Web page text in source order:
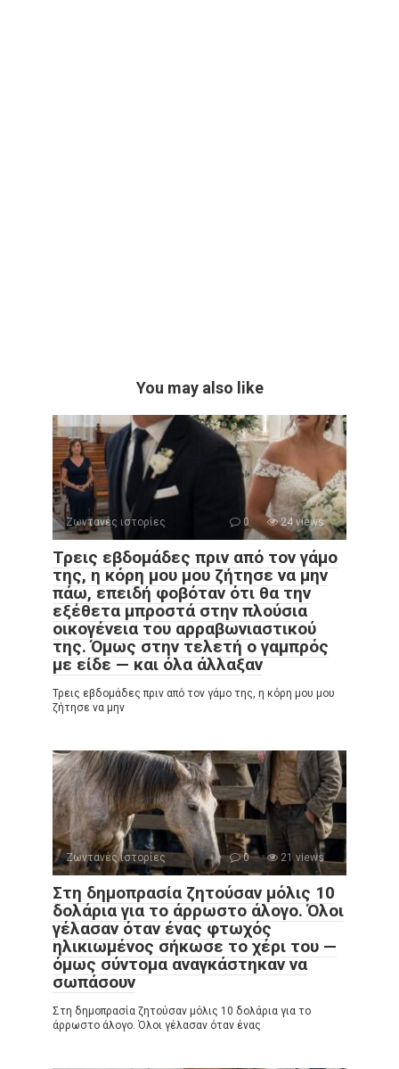
You may also like
Ζωντανές ιστορίες 0 24 views
Τρεις εβδομάδες πριν από τον γάμο
της, η κόρη μου μου ζήτησε να μην
πάω, επειδή φοβόταν ότι θα την
εξέθετα μπροστά στην πλούσια
οικογένεια του αρραβωνιαστικού
της. Όμως στην τελετή ο γαμπρός
με είδε — και όλα άλλαξαν
Τρεις εβδομάδες πριν από τον γάμο της, η κόρη μου μου
ζήτησε να μην
Ζωντανές ιστορίες 0 21 views
Στη δημοπρασία ζητούσαν μόλις 10
δολάρια για το άρρωστο άλογο. Όλοι
γέλασαν όταν ένας φτωχός
ηλικιωμένος σήκωσε το χέρι του —
όμως σύντομα αναγκάστηκαν να
σωπάσουν
Στη δημοπρασία ζητούσαν μόλις 10 δολάρια για το
άρρωστο άλογο. Όλοι γέλασαν όταν ένας